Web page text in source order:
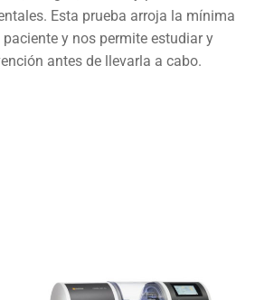
Esta prueba arroja la mínima
y nos permite estudiar y
antes de llevarla a cabo.